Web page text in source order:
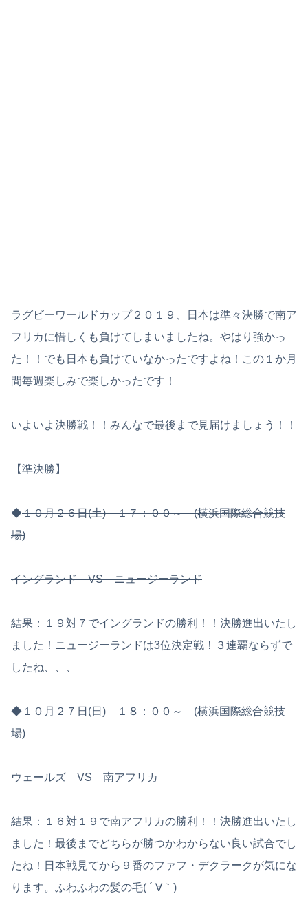
ラグビーワールドカップ２０１９、日本は準々決勝で南ア
フリカに惜しくも負けてしまいましたね。やはり強かっ
た！！でも日本も負けていなかったですよね！この１か月
間毎週楽しみで楽しかったです！
いよいよ決勝戦！！みんなで最後まで見届けましょう！！
【準決勝】
◆１０月２６日(土) １７：００～ (横浜国際総合競技
場)
イングランド VS ニュージーランド
結果：１９対７でイングランドの勝利！！決勝進出いたし
ました！ニュージーランドは3位決定戦！３連覇ならずで
したね、、、
◆１０月２７日(日) １８：００～ (横浜国際総合競技
場)
ウェールズ VS 南アフリカ
結果：１６対１９で南アフリカの勝利！！決勝進出いたし
ました！最後までどちらが勝つかわからない良い試合でし
たね！日本戦見てから９番のファフ・デクラークが気にな
ります。ふわふわの髪の毛( ´ ∀｀)